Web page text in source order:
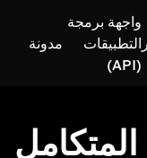
واجهة برمجة
التطبيقات
(API)
مدونة
المتكامل